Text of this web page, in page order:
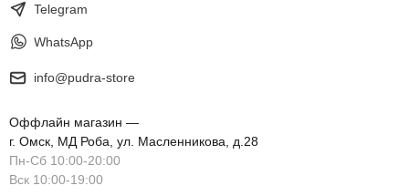
Telegram
WhatsApp
info@pudra-store
Оффлайн магазин —
г. Омск, МД Роба, ул. Масленникова, д.28
Пн-Сб 10:00-20:00
Вск 10:00-19:00